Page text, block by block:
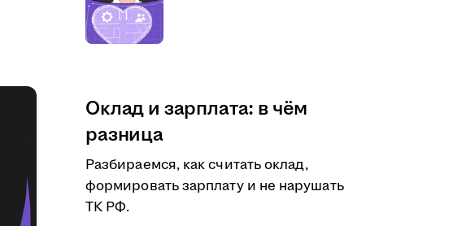
Оклад и зарплата: в чём
разница
Разбираемся, как считать оклад,
формировать зарплату и не нарушать
ТК РФ.